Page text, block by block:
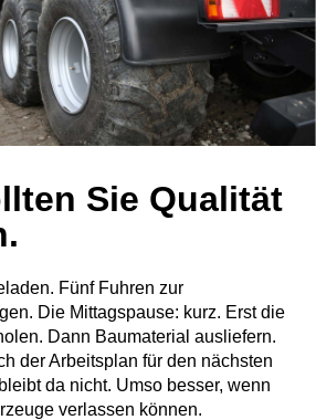
Sie Qualität
Fünf Fuhren zur
Die Mittagspause: kurz. Erst die
Dann Baumaterial ausliefern.
der Arbeitsplan für den nächsten
da nicht. Umso besser, wenn
verlassen können.